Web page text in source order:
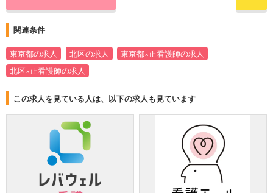
関連条件
東京都の求人 北区の求人
東京都×正看護師の求人
北区×正看護師の求人
この求人を見ている人は、以下の求人も見ています